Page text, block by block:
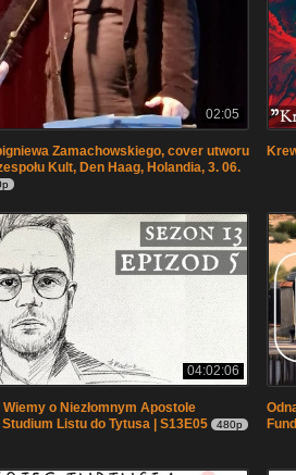
02:05
Zamachowskiego, cover utworu
Kult, Den Haag, Holandia, 3. 06.
04:02:06
Wiemy o Niezłomnym Apostole
Listu do Tytusa | S13E05
480p